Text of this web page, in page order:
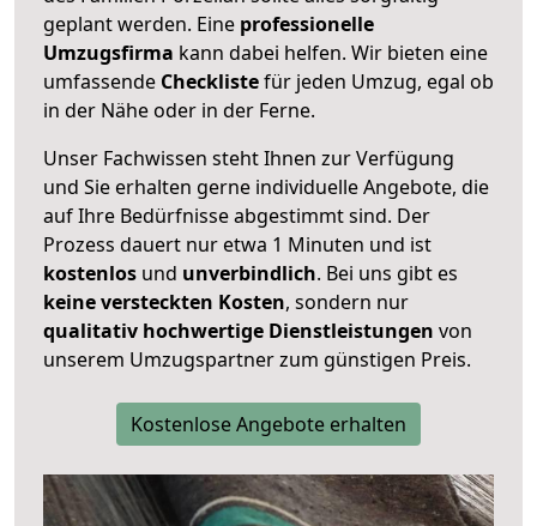
geplant werden. Eine professionelle
Umzugsfirma kann dabei helfen. Wir bieten eine
umfassende Checklistefür jeden Umzug, egal ob
in der Nähe oder in der Ferne.
Unser Fachwissen steht Ihnen zur Verfügung
und Sie erhalten gerne individuelle Angebote, die
auf Ihre Bedürfnisse abgestimmt sind. Der
Prozess dauert nur etwa 1 Minuten und ist
kostenlos und unverbindlich. Bei uns gibt es
keine versteckten Kosten, sondern nur
qualitativ hochwertige Dienstleistungen von
unserem Umzugspartner zum günstigen Preis.
Kostenlose Angebote erhalten